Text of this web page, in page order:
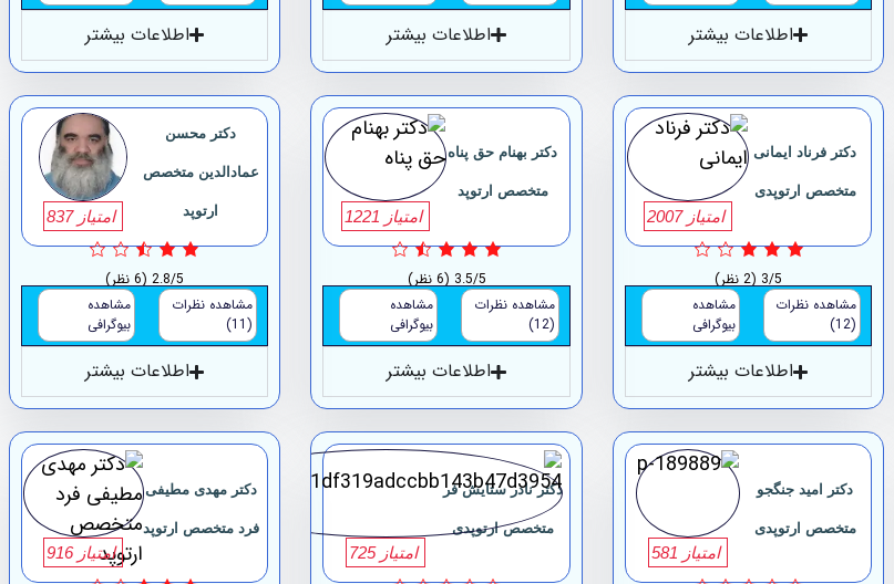
اطلاعات بیشتر اطلاعات بیشتر اطلاعات بیشتر
دکتر فرناد ایمانی
متخصص ارتوپدی
امتیاز 2007
3/5 (2 نظر)
مشاهده نظرات
(12)
مشاهده
بیوگرافی
اطلاعات بیشتر
دکتر بهنام حق پناه
متخصص ارتوپد
امتیاز 1221
3.5/5 (6 نظر)
مشاهده نظرات
(12)
مشاهده
بیوگرافی
اطلاعات بیشتر
دکتر محسن
عمادالدین متخصص
ارتوپد امتیاز 837
2.8/5 (6 نظر)
مشاهده نظرات
(11)
مشاهده
بیوگرافی
اطلاعات بیشتر
دکتر امید جنگجو
متخصص ارتوپدی
امتیاز 581
دکتر نادر ستایش فر
متخصص ارتوپدی
امتیاز 725
دکتر مهدی مطیفی
فرد متخصص ارتوپد
امتیاز 916